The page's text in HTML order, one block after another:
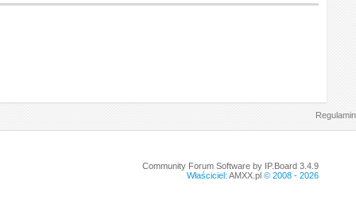
Regulamin
Community Forum Software by IP.Board 3.4.9
Właściciel: AMXX.pl© 2008 - 2026